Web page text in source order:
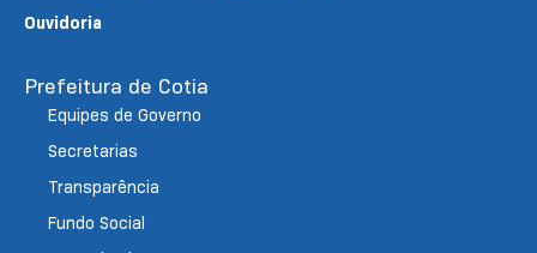
Ouvidoria
Prefeitura de Cotia
Equipes de Governo
Secretarias
Transparência
Fundo Social